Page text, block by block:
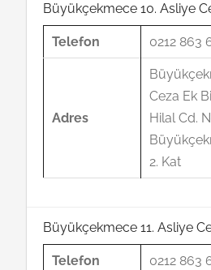
Büyükçekmece 10. Asliye
Telefon 0212 863
Adres
Ceza Ek
Hilal Cd.
2. Kat
Büyükçekmece 11. Asliye
Telefon 0212 863